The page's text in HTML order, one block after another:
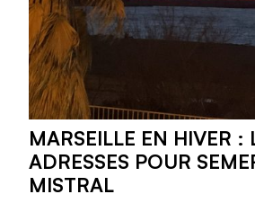
MARSEILLE EN HIVER :
ADRESSES POUR
MISTRAL